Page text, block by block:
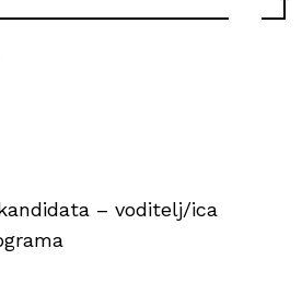
– voditelj/ica